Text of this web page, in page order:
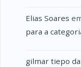
Elias Soares
para a
gilmar tiepo